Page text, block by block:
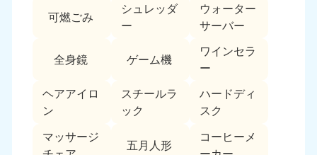
可燃ごみ
シュレッダ
ー
ウォーター
サーバー
全身鏡 ゲーム機
ワインセラ
ー
ヘアアイロ
ン
スチールラ
ック
ハードディ
スク
マッサージ
五月人形
コーヒーメ
千葉県 埼玉県
050-1881-5266
9:00〜19:00 年中無休
050-1881-5270
9:00〜19:00 年中無休
050-1881-5269
9:00〜19:00 年中無休
群馬県